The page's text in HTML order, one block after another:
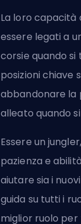
La loro capacità
essere legati a
corsie quando
posizioni chiave
abbandonare la
alleato quando
Essere un jungler
pazienza e
aiutare sia i
guida su tutti i
miglior ruolo per